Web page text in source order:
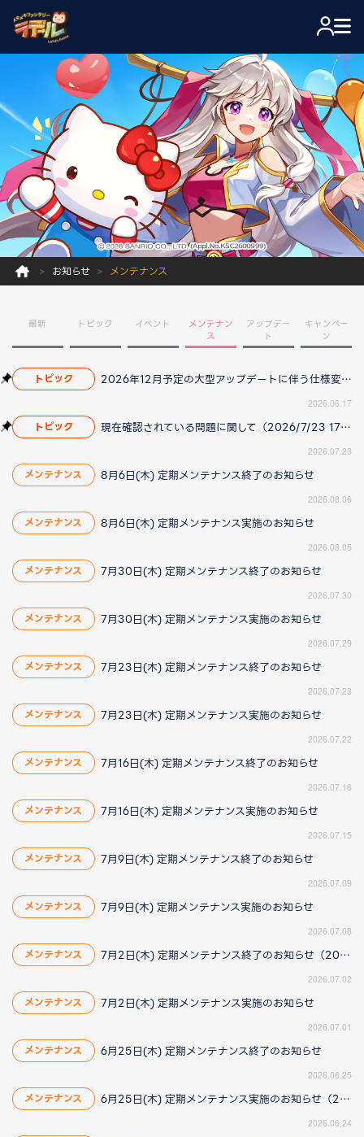
お知らせ メンテナンス
最新 トピック イベント
メンテナン
ス
アップデー
ト
キャンペー
ン
トピック 2026年12月予定の大型アップデートに伴う仕様変更のお知らせ
2026.06.17
トピック 現在確認されている問題に関して（2026/7/23 17:00更新）
2026.07.23
メンテナンス 8月6日(木) 定期メンテナンス終了のお知らせ
2026.08.06
メンテナンス 8月6日(木) 定期メンテナンス実施のお知らせ
2026.08.05
メンテナンス 7月30日(木) 定期メンテナンス終了のお知らせ
2026.07.30
メンテナンス 7月30日(木) 定期メンテナンス実施のお知らせ
2026.07.29
メンテナンス 7月23日(木) 定期メンテナンス終了のお知らせ
2026.07.23
メンテナンス 7月23日(木) 定期メンテナンス実施のお知らせ
2026.07.22
メンテナンス 7月16日(木) 定期メンテナンス終了のお知らせ
2026.07.16
メンテナンス 7月16日(木) 定期メンテナンス実施のお知らせ
2026.07.15
メンテナンス 7月9日(木) 定期メンテナンス終了のお知らせ
2026.07.09
メンテナンス 7月9日(木) 定期メンテナンス実施のお知らせ
2026.07.08
メンテナンス 7月2日(木) 定期メンテナンス終了のお知らせ（2026/7/2 16:25更新）
2026.07.02
メンテナンス 7月2日(木) 定期メンテナンス実施のお知らせ
2026.07.01
メンテナンス 6月25日(木) 定期メンテナンス終了のお知らせ
2026.06.25
メンテナンス 6月25日(木) 定期メンテナンス実施のお知らせ（2026/6/25 13:40更新）
2026.06.24